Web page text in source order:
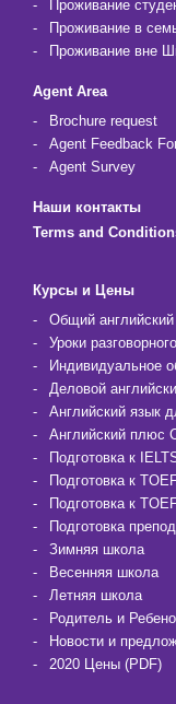
Проживание
Проживание в
Проживание вне
Agent Area
Brochure request
Agent Feedback
Agent Survey
Наши контакты
Terms and
Курсы и Цены
Общий английский
Уроки
Индивидуальное
Деловой
Английский язык
Английский плюс
Подготовка к
Подготовка к
Подготовка к
Подготовка
Зимняя школа
Весенняя школа
Летняя школа
Родитель и
Новости и
2020 Цены (PDF)